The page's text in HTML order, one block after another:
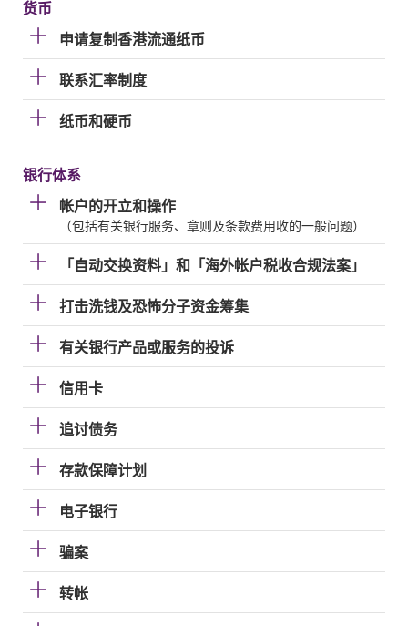
货币
申请复制香港流通纸币
联系汇率制度
纸币和硬币
银行体系
帐户的开立和操作
（包括有关银行服务、章则及条款费用收的一般问题）
「自动交换资料」和「海外帐户税收合规法案」
打击洗钱及恐怖分子资金筹集
有关银行产品或服务的投诉
信用卡
追讨债务
存款保障计划
电子银行
骗案
转帐